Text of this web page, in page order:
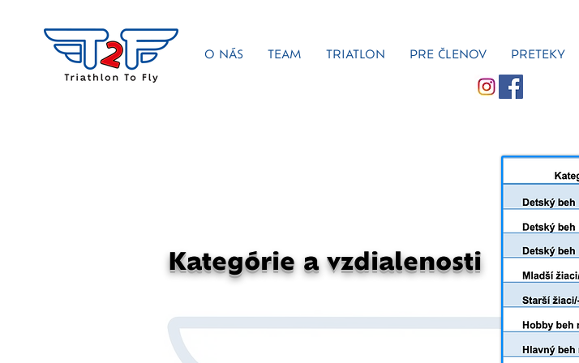
O NÁS TEAM TRIATLON PRE ČLENOV PRETEKY
Kategórie a vzdialenosti